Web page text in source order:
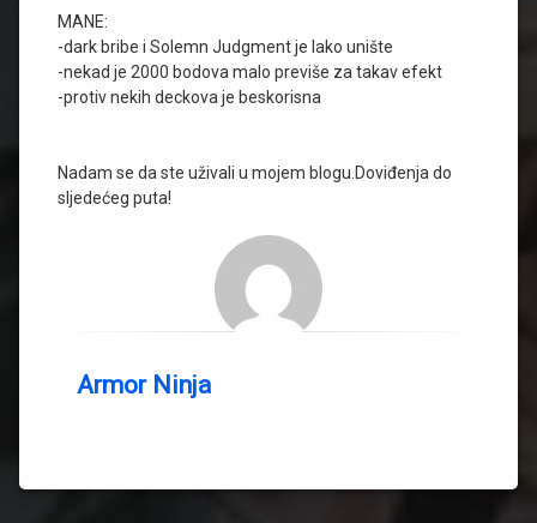
MANE:
-dark bribe i Solemn Judgment je lako unište
-nekad je 2000 bodova malo previše za takav efekt
-protiv nekih deckova je beskorisna
Nadam se da ste uživali u mojem blogu.Doviđenja do
sljedećeg puta!
Armor Ninja